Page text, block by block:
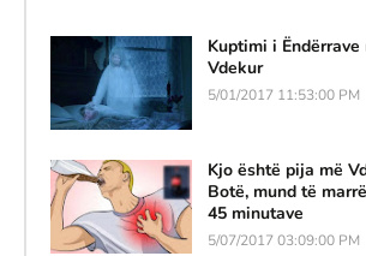
Kuptimi i
Vdekur
5/01/2017 11:53:00 PM
Kjo është pija më
Botë, mund të
45 minutave
5/07/2017 03:09:00 PM